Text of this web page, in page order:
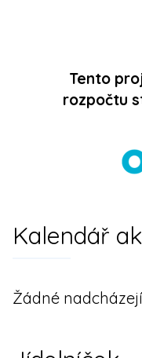
Tento
rozpočtu
Kalendář
Žádné